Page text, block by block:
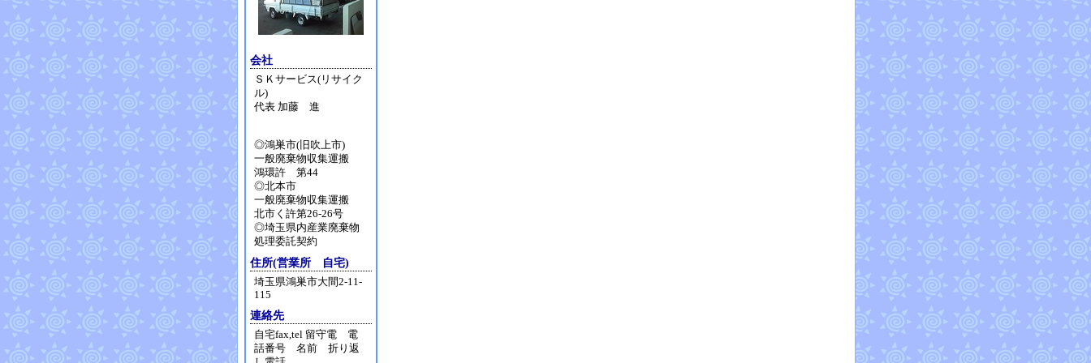
会社
ＳＫサービス(リサイク
ル)
代表 加藤 進
◎鴻巣市(旧吹上市)
一般廃棄物収集運搬
鴻環許 第44
◎北本市
一般廃棄物収集運搬
北市く許第26-26号
◎埼玉県内産業廃棄物
処理委託契約
住所(営業所 自宅)
埼玉県鴻巣市大間2-11-
115
連絡先
自宅fax,tel 留守電 電
話番号 名前 折り返